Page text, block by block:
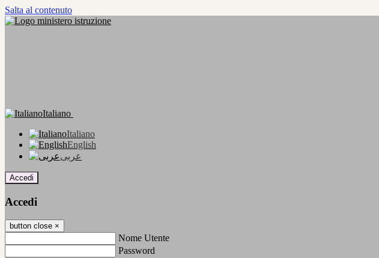
Salta al contenuto
Italiano
Italiano
English
عربى
Accedi
Accedi
button close ×
Nome Utente
Password